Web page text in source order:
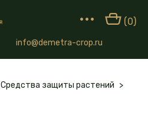
•••
info@demetra-crop.ru
(0)
Средства защиты растений >